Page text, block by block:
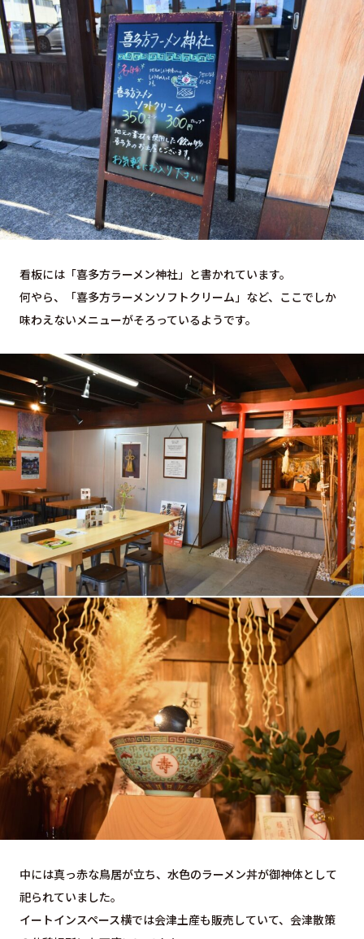
看板には「喜多方ラーメン神社」と書かれています。
何やら、「喜多方ラーメンソフトクリーム」など、ここでしか
味わえないメニューがそろっているようです。
中には真っ赤な鳥居が立ち、水色のラーメン丼が御神体として
祀られていました。
イートインスペース横では会津土産も販売していて、会津散策